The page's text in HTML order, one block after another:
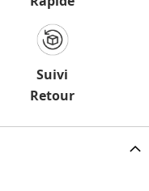
Suivi
Retour